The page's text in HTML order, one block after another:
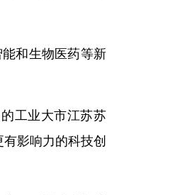
和生物医药等新
工业大市江苏苏
影响力的科技创